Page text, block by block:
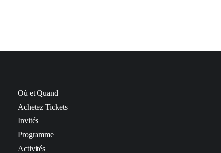
Où et Quand
Achetez Tickets
Invités
Programme
Activités